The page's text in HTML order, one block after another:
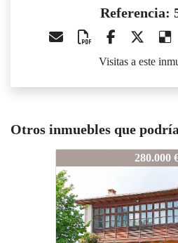
Referencia:
Visitas a este
Otros inmuebles que